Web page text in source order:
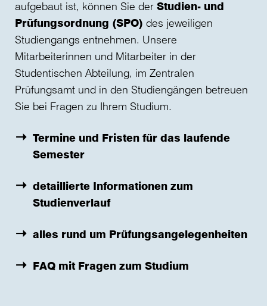
aufgebaut ist, können Sie der Studien- und
Prüfungsordnung (SPO) des jeweiligen
Studiengangs entnehmen. Unsere
Mitarbeiterinnen und Mitarbeiter in der
Studentischen Abteilung, im Zentralen
Prüfungsamt und in den Studiengängen betreuen
Sie bei Fragen zu Ihrem Studium.
Termine und Fristen für das laufende
Semester
detaillierte Informationen zum
Studienverlauf
alles rund um Prüfungsangelegenheiten
FAQ mit Fragen zum Studium